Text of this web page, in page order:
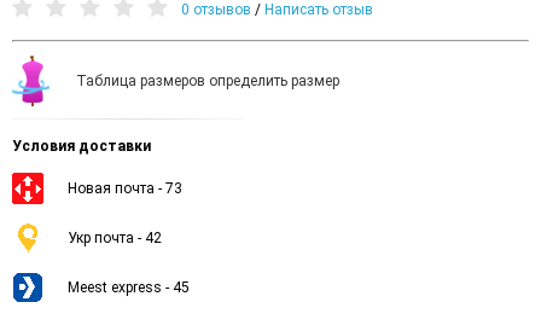
0 отзывов / Написать отзыв
Таблица размеров определить размер
Условия доставки
Новая почта - 73
Укр почта - 42
Meest express - 45